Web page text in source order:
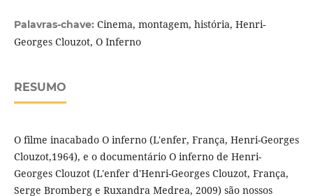
Palavras-chave: Cinema, montagem, história, Henri-
Georges Clouzot, O Inferno
RESUMO
O filme inacabado O inferno (L'enfer, França, Henri-Georges
Clouzot,1964), e o documentário O inferno de Henri-
Georges Clouzot (L'enfer d'Henri-Georges Clouzot, França,
Serge Bromberg e Ruxandra Medrea, 2009) são nossos